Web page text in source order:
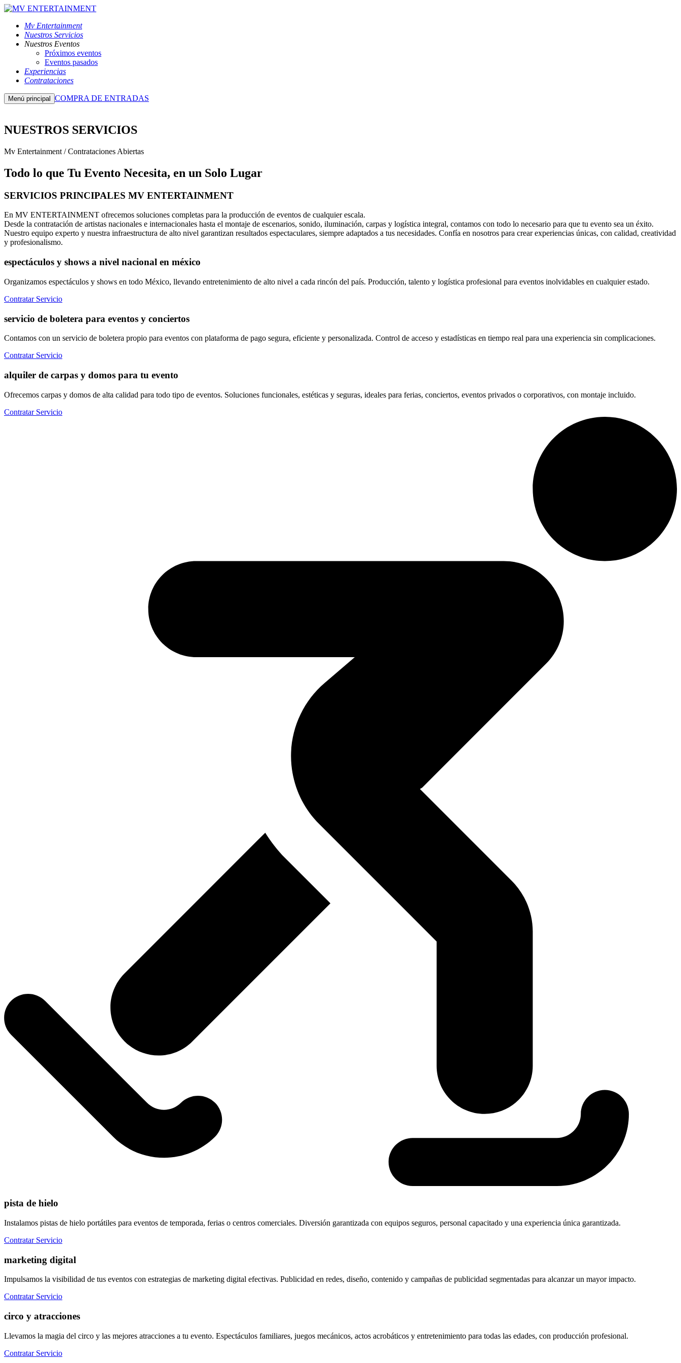
Mv Entertainment
Nuestros Servicios
Nuestros Eventos
Próximos eventos
Eventos pasados
Experiencias
Contrataciones
Menú principal COMPRA DE ENTRADAS
NUESTROS SERVICIOS
Mv Entertainment / Contrataciones Abiertas
Todo lo que Tu Evento Necesita, en un Solo Lugar
SERVICIOS PRINCIPALES MV ENTERTAINMENT
En MV ENTERTAINMENT ofrecemos soluciones completas para la producción de eventos de cualquier escala.
Desde la contratación de artistas nacionales e internacionales hasta el montaje de escenarios, sonido, iluminación, carpas y logística integral, contamos con todo lo necesario para que tu evento sea un éxito.
Nuestro equipo experto y nuestra infraestructura de alto nivel garantizan resultados espectaculares, siempre adaptados a tus necesidades. Confía en nosotros para crear experiencias únicas, con calidad, creatividad
y profesionalismo.
espectáculos y shows a nivel nacional en méxico
Organizamos espectáculos y shows en todo México, llevando entretenimiento de alto nivel a cada rincón del país. Producción, talento y logística profesional para eventos inolvidables en cualquier estado.
Contratar Servicio
servicio de boletera para eventos y conciertos
Contamos con un servicio de boletera propio para eventos con plataforma de pago segura, eficiente y personalizada. Control de acceso y estadísticas en tiempo real para una experiencia sin complicaciones.
Contratar Servicio
alquiler de carpas y domos para tu evento
Ofrecemos carpas y domos de alta calidad para todo tipo de eventos. Soluciones funcionales, estéticas y seguras, ideales para ferias, conciertos, eventos privados o corporativos, con montaje incluido.
Contratar Servicio
pista de hielo
Instalamos pistas de hielo portátiles para eventos de temporada, ferias o centros comerciales. Diversión garantizada con equipos seguros, personal capacitado y una experiencia única garantizada.
Contratar Servicio
marketing digital
Impulsamos la visibilidad de tus eventos con estrategias de marketing digital efectivas. Publicidad en redes, diseño, contenido y campañas de publicidad segmentadas para alcanzar un mayor impacto.
Contratar Servicio
circo y atracciones
Llevamos la magia del circo y las mejores atracciones a tu evento. Espectáculos familiares, juegos mecánicos, actos acrobáticos y entretenimiento para todas las edades, con producción profesional.
Contratar Servicio